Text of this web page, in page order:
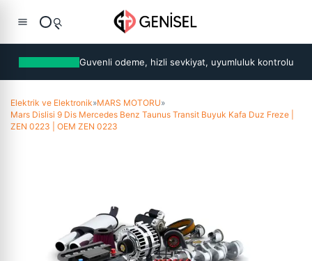
Guvenli odeme, hizli sevkiyat, uyumluluk kontrolu
Elektrik ve Elektronik»MARS MOTORU»
Mars Dislisi 9 Dis Mercedes Benz Taunus Transit Buyuk Kafa Duz Freze |
ZEN 0223 | OEM ZEN 0223